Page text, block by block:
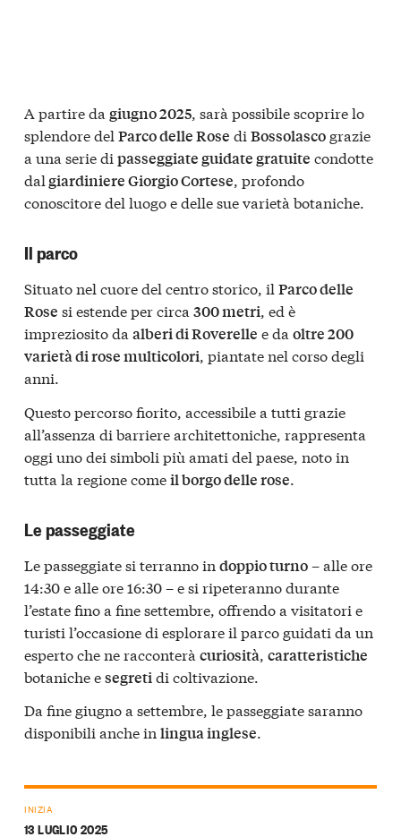
A partire da giugno 2025, sarà possibile scoprire lo
splendore del Parco delle Rose di Bossolasco grazie
a una serie di passeggiate guidate gratuite condotte
dalgiardiniere Giorgio Cortese, profondo
conoscitore del luogo e delle sue varietà botaniche.
Il parco
Situato nel cuore del centro storico, il Parco delle
Rose si estende per circa 300 metri, ed è
impreziosito da alberi di Roverelle e da oltre 200
varietà di rose multicolori, piantate nel corso degli
anni.
Questo percorso fiorito, accessibile a tutti grazie
all’assenza di barriere architettoniche, rappresenta
oggi uno dei simboli più amati del paese, noto in
tutta la regione comeil borgo delle rose
Le passeggiate
Le passeggiate si terranno in doppio turno– alle ore
14:30 e alle ore 16:30 – e si ripeteranno durante
l’estate fino a fine settembre, offrendo a visitatori e
turisti l’occasione di esplorare il parco guidati da un
esperto che ne racconterà curiosità, caratteristiche
botaniche esegretidi coltivazione.
Da fine giugno a settembre, le passeggiate saranno
disponibili anche in lingua inglese.
INIZIA
13 LUGLIO 2025